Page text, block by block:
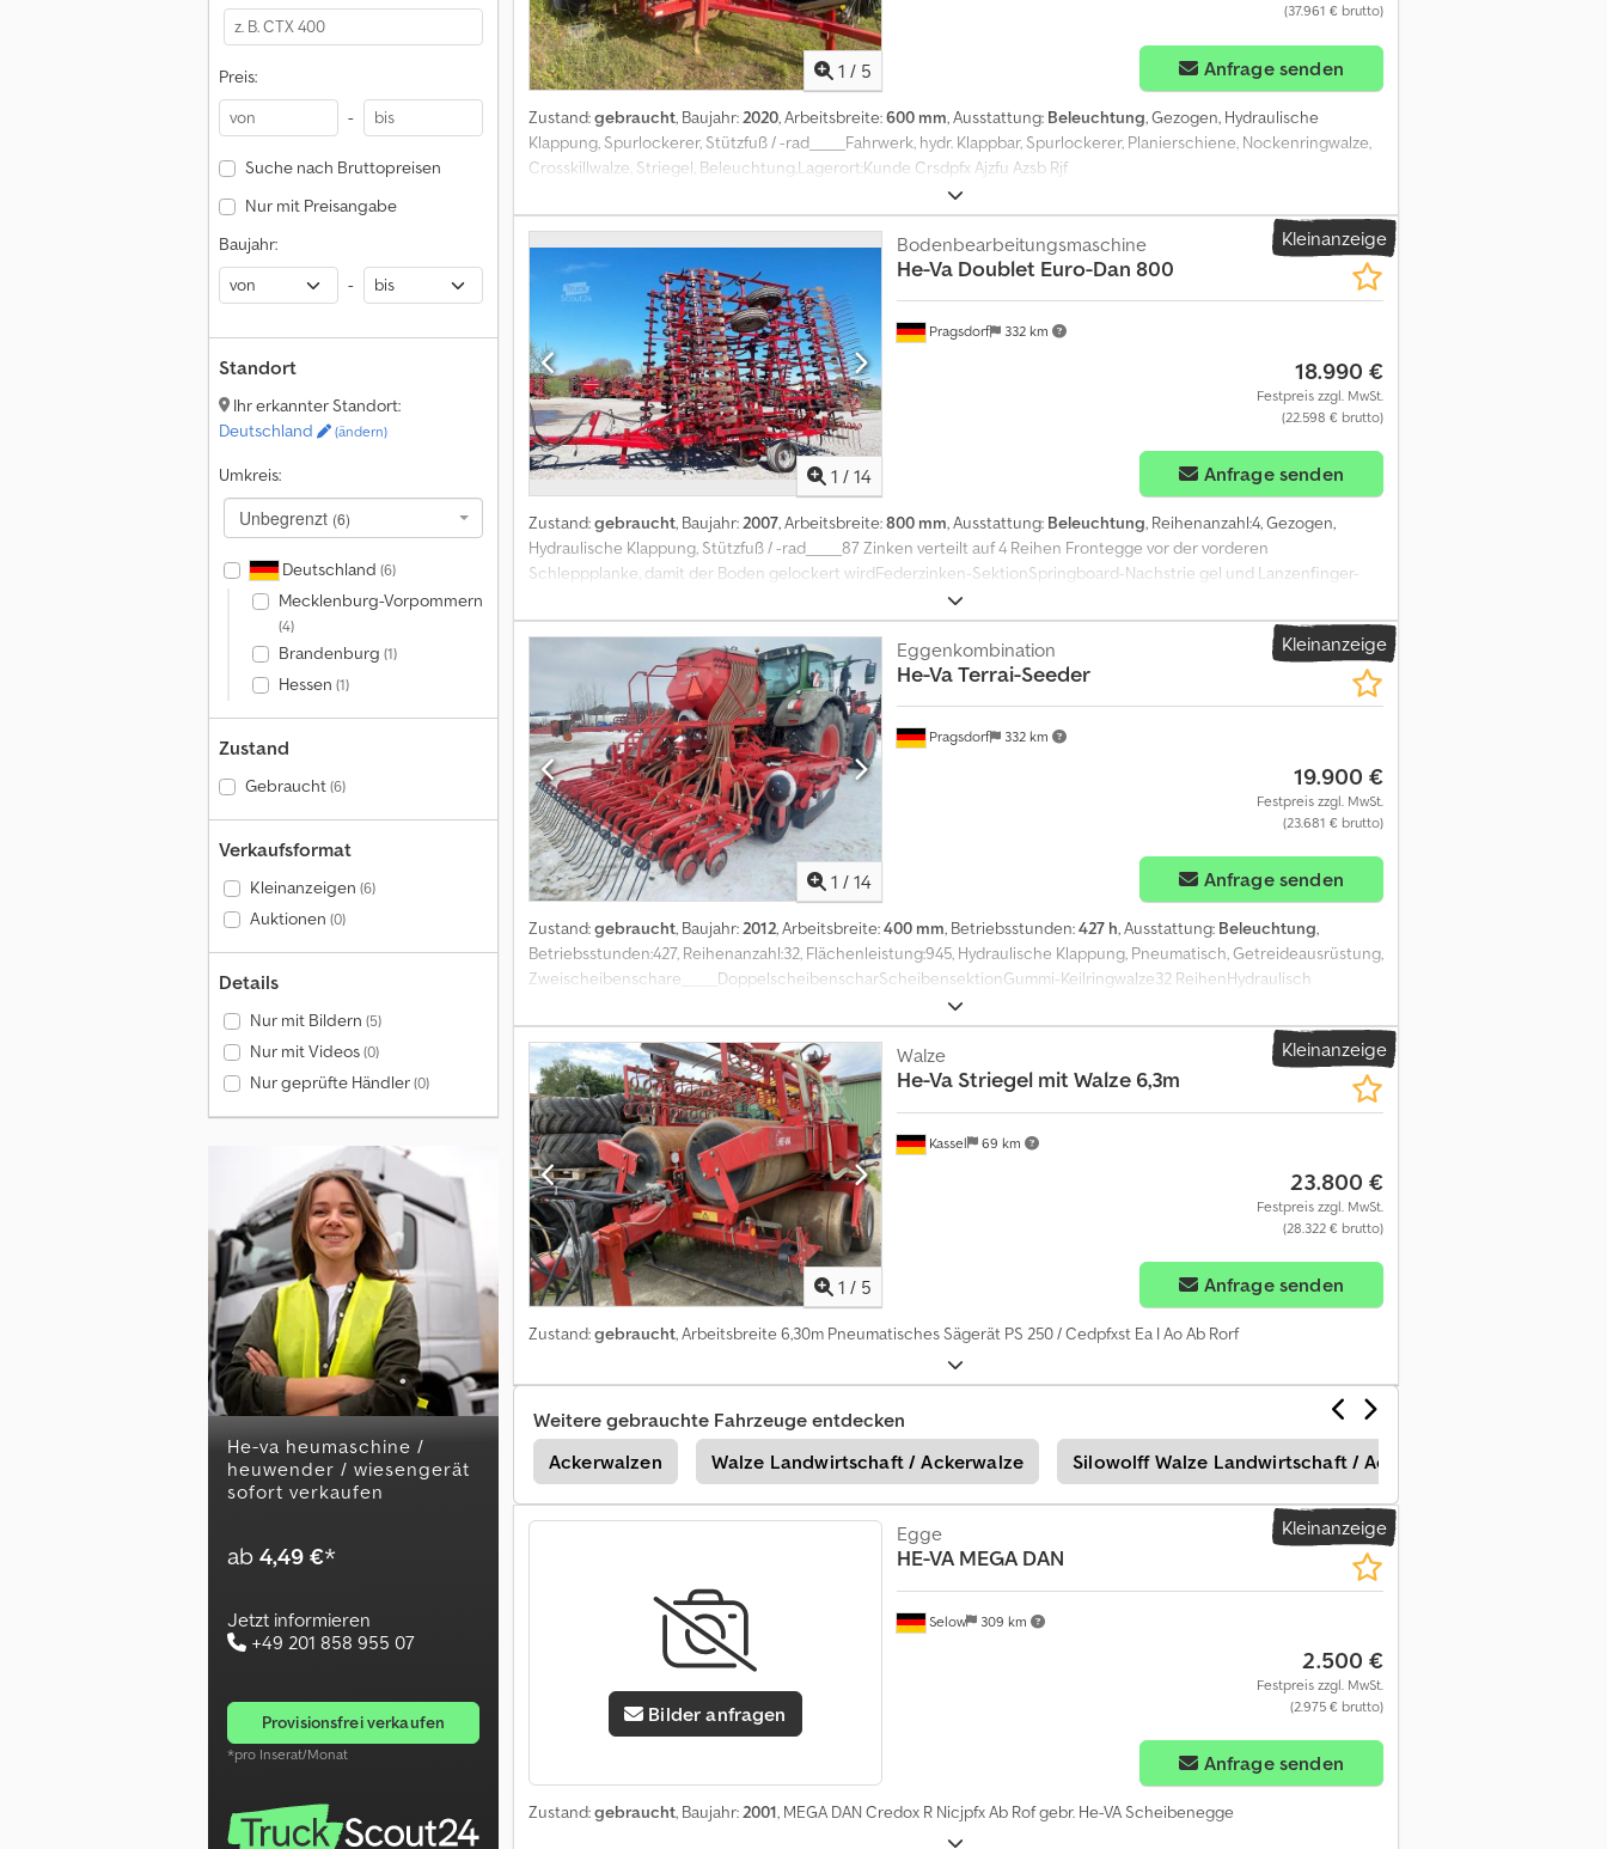
Preis:
-
Suche nach Bruttopreisen
Nur mit Preisangabe
Baujahr:
-
Standort
Ihr erkannter Standort:
Deutschland
(ändern)
Umkreis:
Unbegrenzt (6)
Deutschland (6)
Mecklenburg-Vorpommern
(4)
Brandenburg (1)
Hessen (1)
Zustand
Gebraucht(6)
Verkaufsformat
Kleinanzeigen (6)
Auktionen (0)
Details
Nur mit Bildern (5)
Nur mit Videos(0)
Nur geprüfte Händler(0)
he-va heumaschine /
heuwender / wiesengerät
sofort verkaufen
ab4,49 €*
Jetzt informieren
+49 201 858 955 07
provisionsfrei verkaufen
*pro Inserat/Monat
1 / 5
(37.961 € brutto)
Anfrage senden
Zustand:gebraucht, Baujahr:2020, Arbeitsbreite:600 mm, Ausstattung: Beleuchtung, Gezogen, Hydraulische
Klappung, Spurlockerer, Stützfuß / -rad_____Fahrwerk, hydr. Klappbar, Spurlockerer, Planierschiene, Nockenringwalze,
Crosskillwalze, Striegel, Beleuchtung,Lagerort:Kunde Crsdpfx Ajzfu Azsb Rjf
Kleinanzeige
1 / 14
Pragsdorf 332 km
Bodenbearbeitungsmaschine
He-Va Doublet Euro-Dan 800
18.990 €
Festpreis zzgl. MwSt.
(22.598 € brutto)
Anfrage senden
Zustand:gebraucht, Baujahr:2007, Arbeitsbreite:800 mm, Ausstattung: Beleuchtung, Reihenanzahl:4, Gezogen,
Hydraulische Klappung, Stützfuß / -rad_____87 Zinken verteilt auf 4 Reihen Frontegge vor der vorderen
Schleppplanke, damit der Boden gelockert wirdFederzinken-SektionSpringboard-Nachstrie gel und Lanzenfinger-
Nachstriegel, beide sind hydraulisch verstellbar mit stufenloser Einstellung,Lagerort:Kunde Cedpfx Aozdg Tdsb Rerf
Kleinanzeige
1 / 14
Pragsdorf 332 km
Eggenkombination
He-VaTerrai-Seeder
19.900 €
Festpreis zzgl. MwSt.
(23.681 € brutto)
Anfrage senden
Zustand:gebraucht, Baujahr:2012, Arbeitsbreite:400 mm, Betriebsstunden:427 h, Ausstattung: Beleuchtung,
Betriebsstunden:427, Reihenanzahl:32, Flächenleistung:945, Hydraulische Klappung, Pneumatisch, Getreideausrüstung,
Zweischeibenschare_____DoppelscheibenscharScheibensektionGummi-Keilringwalze32 ReihenHydraulisch
angetriebenes Gebläse MakiererPS8000i-Terminal,Lagerort:Kunde Crjdsyrln Ajpfx Ab Rjf
Kleinanzeige
1 / 5
Kassel 69 km
Walze
He-Va Striegel mit Walze 6,3m
23.800 €
Festpreis zzgl. MwSt.
(28.322 € brutto)
Anfrage senden
Zustand:gebraucht, Arbeitsbreite 6,30m Pneumatisches Sägerät PS 250 / Cedpfxst Ea I Ao Ab Rorf
Weitere gebrauchte Fahrzeuge entdecken
Ackerwalzen
Walze Landwirtschaft / Ackerwalze Silowolff Walze Landwirtschaft / Ackerwalze
Lemken Grubber / Kultivator
Kleinanzeige
Bilder anfragen
Selow 309 km
Egge
HE-VA MEGA DAN
2.500 €
Festpreis zzgl. MwSt.
(2.975 € brutto)
Anfrage senden
Zustand:gebraucht, Baujahr:2001, MEGA DAN Credox R Nicjpfx Ab Rof gebr. He-VA Scheibenegge